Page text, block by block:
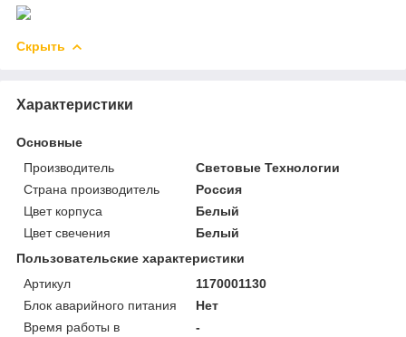
Скрыть
Характеристики
Основные
Производитель
Световые Технологии
Страна производитель
Россия
Цвет корпуса
Белый
Цвет свечения
Белый
Пользовательские характеристики
Артикул
1170001130
Блок аварийного питания
Нет
Время работы в
-